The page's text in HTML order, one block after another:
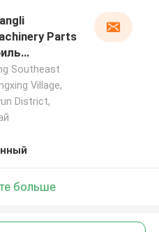
Parts
Southeast
Village,
District,
больше